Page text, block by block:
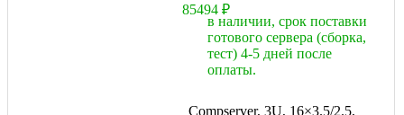
85494 ₽
в наличии, срок поставки
готового сервера (сборка,
тест) 4-5 дней после
оплаты.
Compserver, 3U, 16×3.5/2.5,